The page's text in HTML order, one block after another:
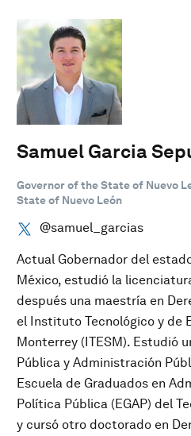
Samuel Garcia
Governor of the State of Nuevo
State of Nuevo León
@samuel_garcias
Actual Gobernador del
México, estudió la
después una maestría en
el Instituto Tecnológico y de
Monterrey (ITESM). Estudió
Pública y Administración
Escuela de Graduados en
Política Pública (EGAP) del
y cursó otro doctorado en